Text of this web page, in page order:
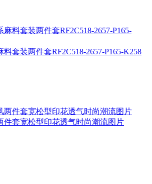
套装两件套RF2C518-2657-P165-K258
件套宽松型印花透气时尚潮流图片